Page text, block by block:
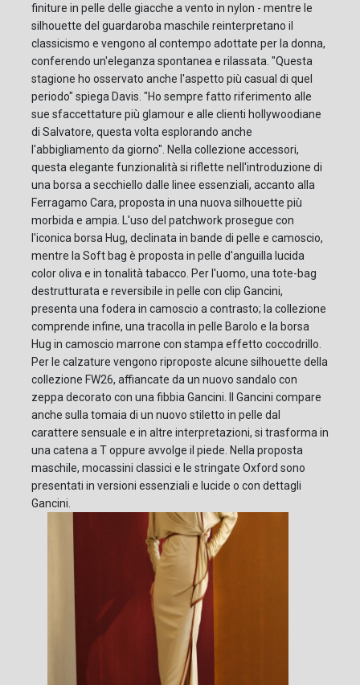
finiture in pelle delle giacche a vento in nylon - mentre le
silhouette del guardaroba maschile reinterpretano il
classicismo e vengono al contempo adottate per la donna,
conferendo un'eleganza spontanea e rilassata. "Questa
stagione ho osservato anche l'aspetto più casual di quel
periodo" spiega Davis. "Ho sempre fatto riferimento alle
sue sfaccettature più glamour e alle clienti hollywoodiane
di Salvatore, questa volta esplorando anche
l'abbigliamento da giorno". Nella collezione accessori,
questa elegante funzionalità si riflette nell'introduzione di
una borsa a secchiello dalle linee essenziali, accanto alla
Ferragamo Cara, proposta in una nuova silhouette più
morbida e ampia. L'uso del patchwork prosegue con
l'iconica borsa Hug, declinata in bande di pelle e camoscio,
mentre la Soft bag è proposta in pelle d'anguilla lucida
color oliva e in tonalità tabacco. Per l'uomo, una tote-bag
destrutturata e reversibile in pelle con clip Gancini,
presenta una fodera in camoscio a contrasto; la collezione
comprende infine, una tracolla in pelle Barolo e la borsa
Hug in camoscio marrone con stampa effetto coccodrillo.
Per le calzature vengono riproposte alcune silhouette della
collezione FW26, affiancate da un nuovo sandalo con
zeppa decorato con una fibbia Gancini. Il Gancini compare
anche sulla tomaia di un nuovo stiletto in pelle dal
carattere sensuale e in altre interpretazioni, si trasforma in
una catena a T oppure avvolge il piede. Nella proposta
maschile, mocassini classici e le stringate Oxford sono
presentati in versioni essenziali e lucide o con dettagli
Gancini.